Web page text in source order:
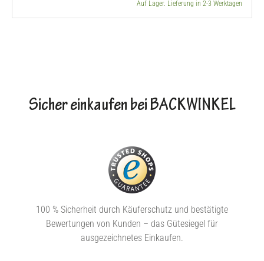
Auf Lager. Lieferung in 2-3 Werktagen
Sicher einkaufen bei BACKWINKEL
100 % Sicherheit durch Käuferschutz und bestätigte
Bewertungen von Kunden – das Gütesiegel für
ausgezeichnetes Einkaufen.